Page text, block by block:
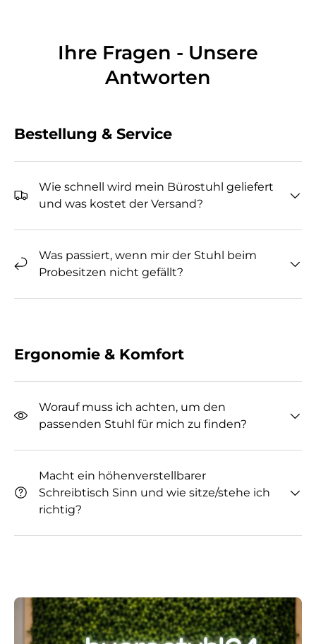
Ihre Fragen - Unsere
Antworten
Bestellung & Service
Wie schnell wird mein Bürostuhl geliefert
und was kostet der Versand?
Was passiert, wenn mir der Stuhl beim
Probesitzen nicht gefällt?
Ergonomie & Komfort
Worauf muss ich achten, um den
passenden Stuhl für mich zu finden?
Macht ein höhenverstellbarer
Schreibtisch Sinn und wie sitze/stehe ich
richtig?